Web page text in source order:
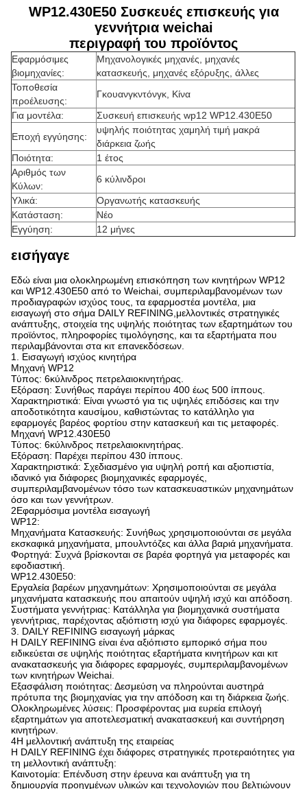
WP12.430E50 Συσκευές επισκευής για
γεννήτρια weichai
περιγραφή του προϊόντος
Εφαρμόσιμες
βιομηχανίες:
Μηχανολογικές μηχανές, μηχανές
κατασκευής, μηχανές εξόρυξης, άλλες
Τοποθεσία
προέλευσης:
Γκουανγκντόνγκ, Κίνα
Για μοντέλα:
Συσκευή επισκευής wp12 WP12.430E50
Εποχή εγγύησης:
υψηλής ποιότητας χαμηλή τιμή μακρά
διάρκεια ζωής
Ποιότητα:
1 έτος
Αριθμός των
Κύλων:
6 κύλινδροι
Υλικά:
Οργανωτής κατασκευής
Κατάσταση:
Νέο
Εγγύηση:
12 μήνες
εισήγαγε
Εδώ είναι μια ολοκληρωμένη επισκόπηση των κινητήρων WP12
και WP12.430E50 από το Weichai, συμπεριλαμβανομένων των
προδιαγραφών ισχύος τους, τα εφαρμοστέα μοντέλα, μια
εισαγωγή στο σήμα DAILY REFINING,μελλοντικές στρατηγικές
ανάπτυξης, στοιχεία της υψηλής ποιότητας των εξαρτημάτων του
προϊόντος, πληροφορίες τιμολόγησης, και τα εξαρτήματα που
περιλαμβάνονται στα κιτ επανεκδόσεων.
1. Εισαγωγή ισχύος κινητήρα
Μηχανή WP12
Τύπος: 6κύλινδρος πετρελαιοκινητήρας.
Εξόραση: Συνήθως παράγει περίπου 400 έως 500 ίππους.
Χαρακτηριστικά: Είναι γνωστό για τις υψηλές επιδόσεις και την
αποδοτικότητα καυσίμου, καθιστώντας το κατάλληλο για
εφαρμογές βαρέος φορτίου στην κατασκευή και τις μεταφορές.
Μηχανή WP12.430E50
Τύπος: 6κύλινδρος πετρελαιοκινητήρας.
Εξόραση: Παρέχει περίπου 430 ίππους.
Χαρακτηριστικά: Σχεδιασμένο για υψηλή ροπή και αξιοπιστία,
ιδανικό για διάφορες βιομηχανικές εφαρμογές,
συμπεριλαμβανομένων τόσο των κατασκευαστικών μηχανημάτων
όσο και των γεννήτρων.
2Εφαρμόσιμα μοντέλα εισαγωγή
WP12:
Μηχανήματα Κατασκευής: Συνήθως χρησιμοποιούνται σε μεγάλα
εκσκαφικά μηχανήματα, μπουλντόζες και άλλα βαριά μηχανήματα.
Φορτηγά: Συχνά βρίσκονται σε βαρέα φορτηγά για μεταφορές και
εφοδιαστική.
WP12.430E50:
Εργαλεία βαρέων μηχανημάτων: Χρησιμοποιούνται σε μεγάλα
μηχανήματα κατασκευής που απαιτούν υψηλή ισχύ και απόδοση.
Συστήματα γεννήτριας: Κατάλληλα για βιομηχανικά συστήματα
γεννήτριας, παρέχοντας αξιόπιστη ισχύ για διάφορες εφαρμογές.
3. DAILY REFINING εισαγωγή μάρκας
Η DAILY REFINING είναι ένα αξιόπιστο εμπορικό σήμα που
ειδικεύεται σε υψηλής ποιότητας εξαρτήματα κινητήρων και κιτ
ανακατασκευής για διάφορες εφαρμογές, συμπεριλαμβανομένων
των κινητήρων Weichai.
Εξασφάλιση ποιότητας: Δεσμεύση να πληρούνται αυστηρά
πρότυπα της βιομηχανίας για την απόδοση και τη διάρκεια ζωής.
Ολοκληρωμένες λύσεις: Προσφέροντας μια ευρεία επιλογή
εξαρτημάτων για αποτελεσματική ανακατασκευή και συντήρηση
κινητήρων.
4Η μελλοντική ανάπτυξη της εταιρείας
Η DAILY REFINING έχει διάφορες στρατηγικές προτεραιότητες για
τη μελλοντική ανάπτυξη:
Καινοτομία: Επένδυση στην έρευνα και ανάπτυξη για τη
δημιουργία προηγμένων υλικών και τεχνολογιών που βελτιώνουν